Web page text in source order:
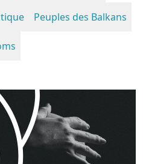
Peuples des Balkans